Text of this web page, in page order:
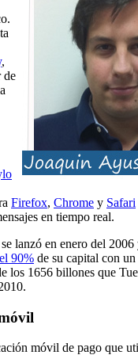
,
de
Firefox, Chrome y Safari
en tiempo real.
lanzó en enero del
90% de su capital con
los 1656 billones que
móvil de pago que